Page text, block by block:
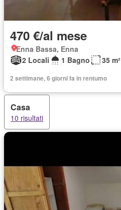
470 €/al mese
Enna Bassa, Enna
2 Locali
1 Bagno 35 m²
2 settimane, 6 giorni fa in rentumo
Casa
10 risultati